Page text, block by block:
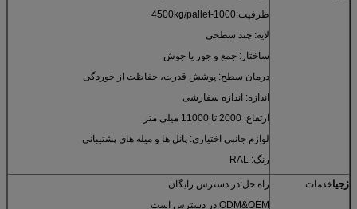
ظرفیت:1000-4500kg/pallet
لایه: چند سطحی
ساختار: جمع و جور یا جوش
درمان سطح: پوشش قدرت، حفاظت از خوردگی
اندازه: اندازه سفارشی
ارتفاع: 2000 تا 11000 میلی متر
لوازم جانبی اختیاری: پانل ها و میله های پشتیبانی
رنگ: RAL
ژجیاخدمات
راه حل:در دسترس رایگان
ODM&OEM:در دسترس است